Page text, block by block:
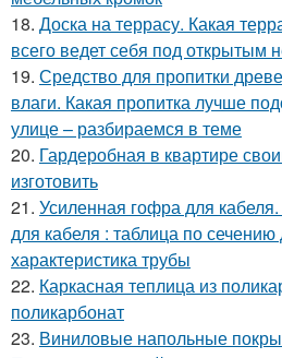
18. Доска на террасу. Какая
всего ведет себя под открытым
19. Средство для пропитки
влаги. Какая пропитка лучше
улице – разбираемся в теме
20. Гардеробная в квартире
изготовить
21. Усиленная гофра для
для кабеля : таблица по
характеристика трубы
22. Каркасная теплица из
поликарбонат
23. Виниловые напольные